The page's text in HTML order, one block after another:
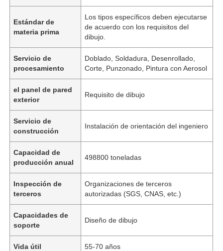
Estándar de
materia prima
Los tipos específicos deben ejecutarse
de acuerdo con los requisitos del
dibujo.
Servicio de
procesamiento
Doblado, Soldadura, Desenrollado,
Corte, Punzonado, Pintura con Aerosol
el panel de pared
exterior
Requisito de dibujo
Servicio de
construcción
Instalación de orientación del ingeniero
Capacidad de
producción anual
498800 toneladas
Inspección de
terceros
Organizaciones de terceros
autorizadas (SGS, CNAS, etc.)
Capacidades de
soporte
Diseño de dibujo
Vida útil 55-70 años